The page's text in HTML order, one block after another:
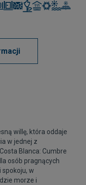
willę, która oddaje
w jednej z
Blanca: Cumbre
osób pragnących
spokoju, w
morze i